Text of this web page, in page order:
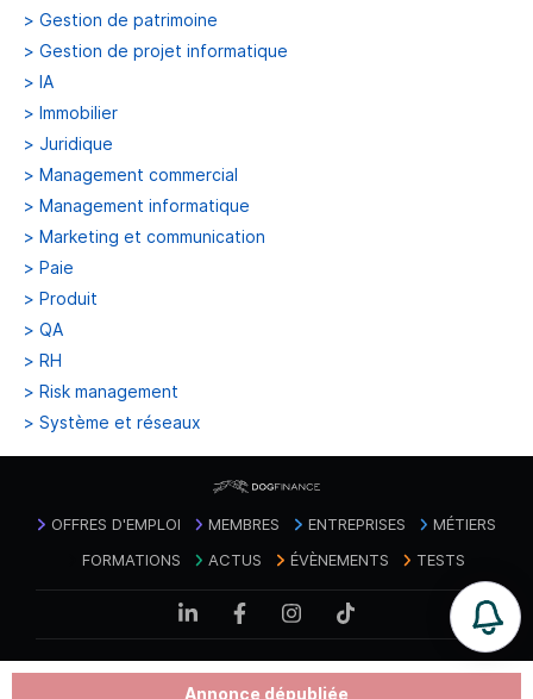
Annonce dépubliée
> Gestion de patrimoine
> Gestion de projet informatique
> IA
> Immobilier
> Juridique
> Management commercial
> Management informatique
> Marketing et communication
> Paie
> Produit
> QA
> RH
> Risk management
> Système et réseaux
OFFRES D'EMPLOI MEMBRES ENTREPRISES
MÉTIERS
FORMATIONS
ACTUS ÉVÈNEMENTS TESTS
| CGU |
Politique de confidentialité des